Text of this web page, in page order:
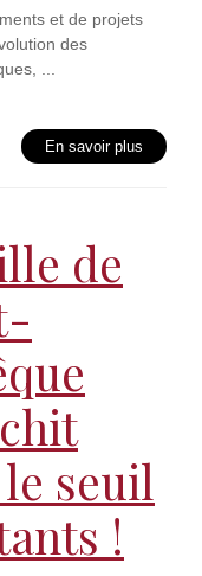
et de projets
des
...
En savoir plus
de
seuil
!